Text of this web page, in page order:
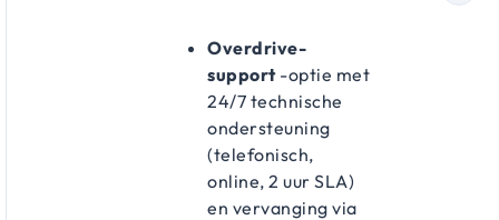
Overdrive-
support -optie met
24/7 technische
ondersteuning
(telefonisch,
online, 2 uur SLA)
en vervanging via